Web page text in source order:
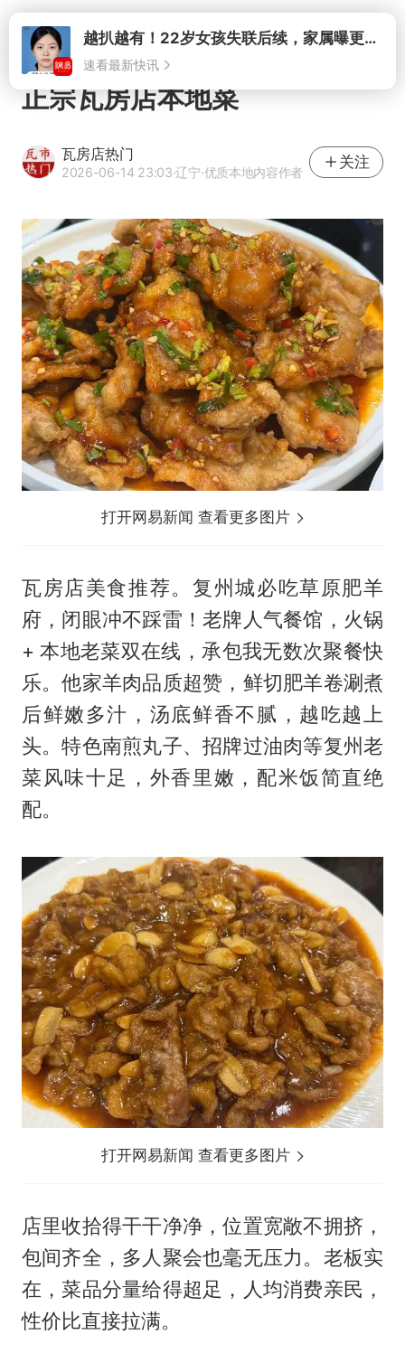
打开
正宗瓦房店本地菜
瓦房店热门
2026-06-14 23:03·辽宁·优质本地内容作者
关注
打开网易新闻 查看更多图片
瓦房店美食推荐。复州城必吃草原肥羊
府，闭眼冲不踩雷！老牌人气餐馆，火锅
+ 本地老菜双在线，承包我无数次聚餐快
乐。他家羊肉品质超赞，鲜切肥羊卷涮煮
后鲜嫩多汁，汤底鲜香不腻，越吃越上
头。特色南煎丸子、招牌过油肉等复州老
菜风味十足，外香里嫩，配米饭简直绝
配。
打开网易新闻 查看更多图片
店里收拾得干干净净，位置宽敞不拥挤，
包间齐全，多人聚会也毫无压力。老板实
在，菜品分量给得超足，人均消费亲民，
性价比直接拉满。